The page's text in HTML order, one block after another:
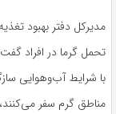
مدیرکل دفتر بهبود
تحمل گرما در افراد
با شرایط آب‌وهوایی
مناطق گرم سفر